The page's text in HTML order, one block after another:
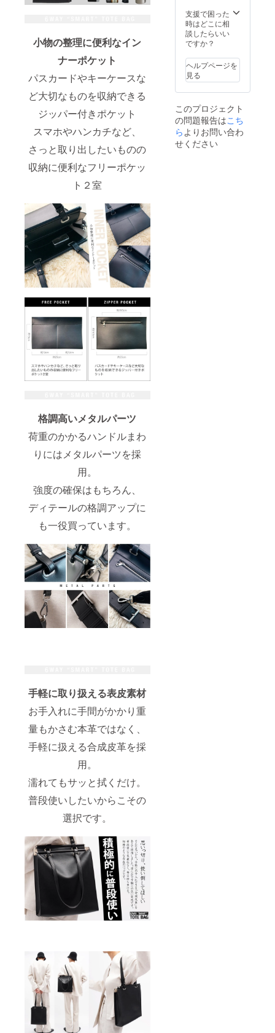
小物の整理に便利なイン
ナーポケット
パスカードやキーケースな
ど大切なものを収納できる
ジッパー付きポケット
スマホやハンカチなど、
さっと取り出したいものの
収納に便利なフリーポケッ
ト２室
格調高いメタルパーツ
荷重のかかるハンドルまわ
りにはメタルパーツを採
用。
強度の確保はもちろん、
ディテールの格調アップに
も一役買っています。
手軽に取り扱える表皮素材
お手入れに手間がかかり重
量もかさむ本革ではなく、
手軽に扱える合成皮革を採
用。
濡れてもサッと拭くだけ。
普段使いしたいからこその
選択です。
支援で困った
時はどこに相
談したらいい
ですか？
ヘルプページを
見る
このプロジェクト
の問題報告はこち
らよりお問い合わ
せください